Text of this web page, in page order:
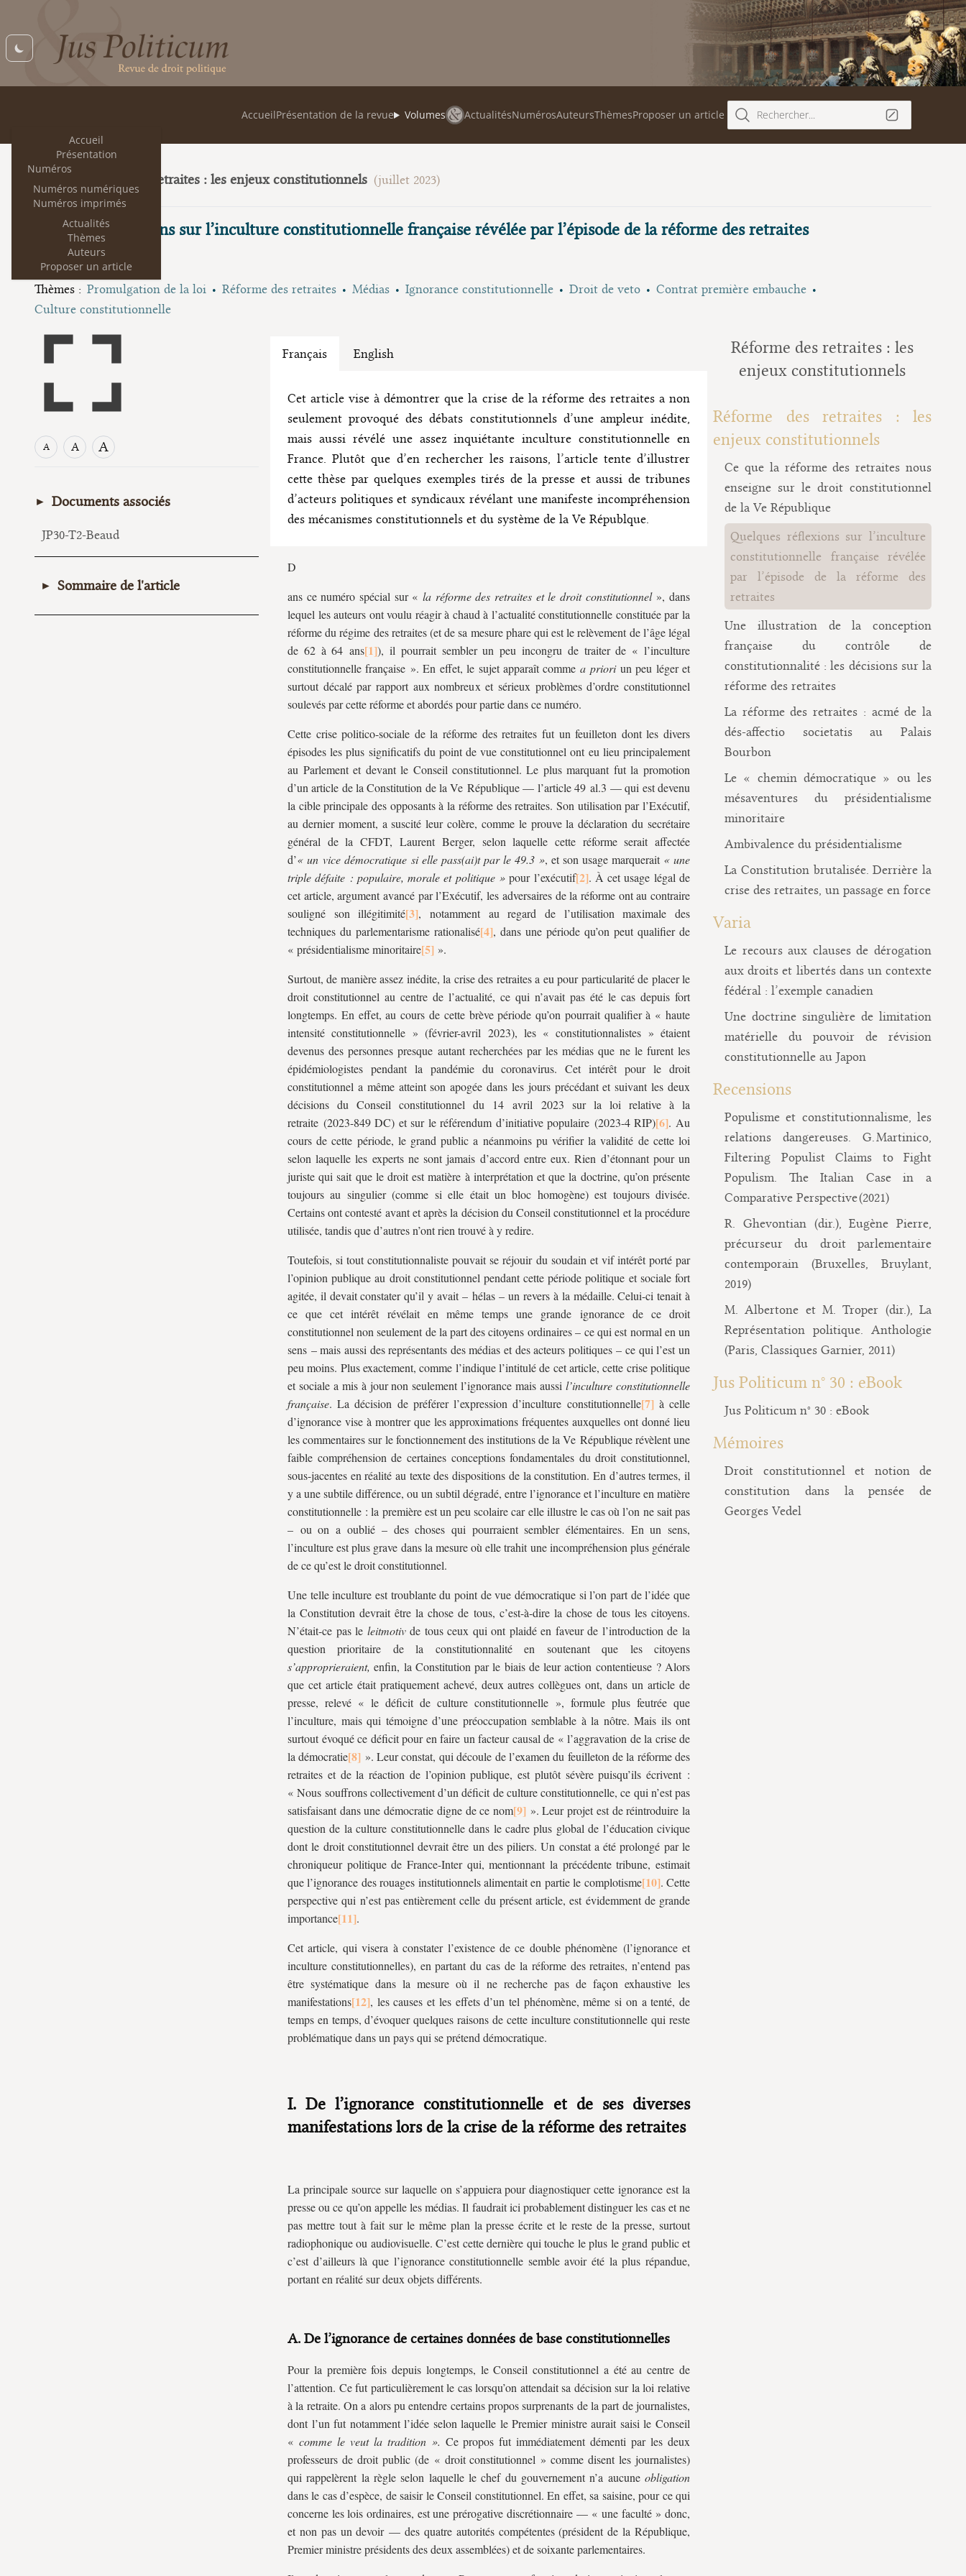
Accueil
Présentation
Numéros
Numéros numériques
Numéros imprimés
Actualités
Thèmes
Auteurs
Proposer un article
AccueilPrésentation de la revue Volumes ActualitésNumérosAuteursThèmesProposer un article Rechercher...
Réforme des retraites : les enjeux constitutionnels (juillet 2023)
Quelques réflexions sur l’inculture constitutionnelle française révélée par l’épisode de la réforme des retraites
Olivier Beaud
Thèmes : Promulgation de la loi Réforme des retraites Médias Ignorance constitutionnelle Droit de veto
Contrat première embauche
Culture constitutionnelle
A A A
Documents associés
JP30-T2-Beaud
Sommaire de l'article
I. De l’ignorance constitutionnelle et
Français English
Cet article vise à démontrer que la crise de la réforme des retraites a non
seulement provoqué des débats constitutionnels d’une ampleur inédite,
mais aussi révélé une assez inquiétante inculture constitutionnelle en
France. Plutôt que d’en rechercher les raisons, l’article tente d’illustrer
cette thèse par quelques exemples tirés de la presse et aussi de tribunes
d’acteurs politiques et syndicaux révélant une manifeste incompréhension
des mécanismes constitutionnels et du système de la Ve Républque.
D
ans ce numéro spécial sur « la réforme des retraites et le droit constitutionnel», dans
lequel les auteurs ont voulu réagir à chaud à l’actualité constitutionnelle constituée par la
réforme du régime des retraites (et de sa mesure phare qui est le relèvement de l’âge légal
de 62 à 64 ans
), il pourrait sembler un peu incongru de traiter de « l’inculture
constitutionnelle française ». En effet, le sujet apparaît comme a prioriun peu léger et
surtout décalé par rapport aux nombreux et sérieux problèmes d’ordre constitutionnel
soulevés par cette réforme et abordés pour partie dans ce numéro.
Cette crise politico-sociale de la réforme des retraites fut un feuilleton dont les divers
épisodes les plus significatifs du point de vue constitutionnel ont eu lieu principalement
au Parlement et devant le Conseil constitutionnel. Le plus marquant fut la promotion
d’un article de la Constitution de la Ve République — l’article 49 al.3 — qui est devenu
la cible principale des opposants à la réforme des retraites. Son utilisation par l’Exécutif,
au dernier moment, a suscité leur colère, comme le prouve la déclaration du secrétaire
général de la CFDT, Laurent Berger, selon laquelle cette réforme serait affectée
d’« un vice démocratique si elle pass(ai)t par le 49.3 », et son usage marquerait « une
triple défaite : populaire, morale et politique » pour l’exécutif
. À cet usage légal de
cet article, argument avancé par l’Exécutif, les adversaires de la réforme ont au contraire
souligné son illégitimité
, notamment au regard de l’utilisation maximale des
techniques du parlementarisme rationalisé
, dans une période qu’on peut qualifier de
« présidentialisme minoritaire
».
Surtout, de manière assez inédite, la crise des retraites a eu pour particularité de placer le
droit constitutionnel au centre de l’actualité, ce qui n’avait pas été le cas depuis fort
longtemps. En effet, au cours de cette brève période qu’on pourrait qualifier à « haute
intensité constitutionnelle » (février-avril 2023), les « constitutionnalistes » étaient
devenus des personnes presque autant recherchées par les médias que ne le furent les
épidémiologistes pendant la pandémie du coronavirus. Cet intérêt pour le droit
constitutionnel a même atteint son apogée dans les jours précédant et suivant les deux
décisions du Conseil constitutionnel du 14 avril 2023 sur la loi relative à la
retraite (2023-849 DC) et sur le référendum d’initiative populaire (2023-4 RIP)
. Au
cours de cette période, le grand public a néanmoins pu vérifier la validité de cette loi
selon laquelle les experts ne sont jamais d’accord entre eux. Rien d’étonnant pour un
juriste qui sait que le droit est matière à interprétation et que la doctrine, qu’on présente
toujours au singulier (comme si elle était un bloc homogène) est toujours divisée.
Certains ont contesté avant et après la décision du Conseil constitutionnel et la procédure
utilisée, tandis que d’autres n’ont rien trouvé à y redire.
Toutefois, si tout constitutionnaliste pouvait se réjouir du soudain et vif intérêt porté par
l’opinion publique au droit constitutionnel pendant cette période politique et sociale fort
agitée, il devait constater qu’il y avait – hélas – un revers à la médaille. Celui-ci tenait à
ce que cet intérêt révélait en même temps une grande ignorance de ce droit
constitutionnel non seulement de la part des citoyens ordinaires – ce qui est normal en un
sens – mais aussi des représentants des médias et des acteurs politiques – ce qui l’est un
peu moins. Plus exactement, comme l’indique l’intitulé de cet article, cette crise politique
et sociale a mis à jour non seulement l’ignorance mais aussil’inculture constitutionnelle
française. La décision de préférer l’expression d’inculture constitutionnelle
à celle
d’ignorance vise à montrer que les approximations fréquentes auxquelles ont donné lieu
les commentaires sur le fonctionnement des institutions de la Ve République révèlent une
faible compréhension de certaines conceptions fondamentales du droit constitutionnel,
sous-jacentes en réalité au texte des dispositions de la constitution. En d’autres termes, il
y a une subtile différence, ou un subtil dégradé, entre l’ignorance et l’inculture en matière
constitutionnelle : la première est un peu scolaire car elle illustre le cas où l’on ne sait pas
– ou on a oublié – des choses qui pourraient sembler élémentaires. En un sens,
l’inculture est plus grave dans la mesure où elle trahit une incompréhension plus générale
de ce qu’est le droit constitutionnel.
Une telle inculture est troublante du point de vue démocratique si l’on part de l’idée que
la Constitution devrait être la chose de tous, c’est-à-dire la chose de tous les citoyens.
N’était-ce pas le leitmotivde tous ceux qui ont plaidé en faveur de l’introduction de la
question prioritaire de la constitutionnalité en soutenant que les citoyens
s’approprieraient, enfin, la Constitution par le biais de leur action contentieuse ? Alors
que cet article était pratiquement achevé, deux autres collègues ont, dans un article de
presse, relevé « le déficit de culture constitutionnelle », formule plus feutrée que
l’inculture, mais qui témoigne d’une préoccupation semblable à la nôtre. Mais ils ont
surtout évoqué ce déficit pour en faire un facteur causal de « l’aggravation de la crise de
la démocratie
». Leur constat, qui découle de l’examen du feuilleton de la réforme des
retraites et de la réaction de l’opinion publique, est plutôt sévère puisqu’ils écrivent :
« Nous souffrons collectivement d’un déficit de culture constitutionnelle, ce qui n’est pas
satisfaisant dans une démocratie digne de ce nom
». Leur projet est de réintroduire la
question de la culture constitutionnelle dans le cadre plus global de l’éducation civique
dont le droit constitutionnel devrait être un des piliers. Un constat a été prolongé par le
chroniqueur politique de France-Inter qui, mentionnant la précédente tribune, estimait
que l’ignorance des rouages institutionnels alimentait en partie le complotisme
. Cette
perspective qui n’est pas entièrement celle du présent article, est évidemment de grande
importance
.
Cet article, qui visera à constater l’existence de ce double phénomène (l’ignorance et
inculture constitutionnelles), en partant du cas de la réforme des retraites, n’entend pas
être systématique dans la mesure où il ne recherche pas de façon exhaustive les
manifestations
, les causes et les effets d’un tel phénomène, même si on a tenté, de
temps en temps, d’évoquer quelques raisons de cette inculture constitutionnelle qui reste
problématique dans un pays qui se prétend démocratique.
I. De l’ignorance constitutionnelle et de ses diverses
manifestations lors de la crise de la réforme des retraites
La principale source sur laquelle on s’appuiera pour diagnostiquer cette ignorance est la
presse ou ce qu’on appelle les médias. Il faudrait ici probablement distinguer les cas et ne
pas mettre tout à fait sur le même plan la presse écrite et le reste de la presse, surtout
radiophonique ou audiovisuelle. C’est cette dernière qui touche le plus le grand public et
c’est d’ailleurs là que l’ignorance constitutionnelle semble avoir été la plus répandue,
portant en réalité sur deux objets différents.
A. De l’ignorance de certaines données de base constitutionnelles
Pour la première fois depuis longtemps, le Conseil constitutionnel a été au centre de
l’attention. Ce fut particulièrement le cas lorsqu’on attendait sa décision sur la loi relative
à la retraite. On a alors pu entendre certains propos surprenants de la part de journalistes,
dont l’un fut notamment l’idée selon laquelle le Premier ministre aurait saisi le Conseil
« comme le veut la tradition ». Ce propos fut immédiatement démenti par les deux
professeurs de droit public (de « droit constitutionnel » comme disent les journalistes)
qui rappelèrent la règle selon laquelle le chef du gouvernement n’a aucune obligation
dans le cas d’espèce, de saisir le Conseil constitutionnel. En effet, sa saisine, pour ce qui
concerne les lois ordinaires, est une prérogative discrétionnaire — « une faculté » donc,
et non pas un devoir — des quatre autorités compétentes (président de la République,
Premier ministre présidents des deux assemblées) et de soixante parlementaires.
Réforme des retraites : les
enjeux constitutionnels
Réforme des retraites : les
enjeux constitutionnels
Ce que la réforme des retraites nous
enseigne sur le droit constitutionnel
de la Ve République
Quelques réflexions sur l’inculture
constitutionnelle française révélée
par l’épisode de la réforme des
retraites
Une illustration de la conception
française du contrôle de
constitutionnalité : les décisions sur la
réforme des retraites
La réforme des retraites : acmé de la
dés-affectio societatis au Palais
Bourbon
Le « chemin démocratique » ou les
mésaventures du présidentialisme
minoritaire
Ambivalence du présidentialisme
La Constitution brutalisée. Derrière la
crise des retraites, un passage en force
Varia
Le recours aux clauses de dérogation
aux droits et libertés dans un contexte
fédéral : l’exemple canadien
Une doctrine singulière de limitation
matérielle du pouvoir de révision
constitutionnelle au Japon
Recensions
Populisme et constitutionnalisme, les
relations dangereuses. G. Martinico,
Filtering Populist Claims to Fight
Populism. The Italian Case in a
Comparative Perspective (2021)
R. Ghevontian (dir.), Eugène Pierre,
précurseur du droit parlementaire
contemporain (Bruxelles, Bruylant,
2019)
M. Albertone et M. Troper (dir.), La
Représentation politique. Anthologie
(Paris, Classiques Garnier, 2011)
Jus Politicum n° 30 : eBook
Jus Politicum n° 30 : eBook
Mémoires
Droit constitutionnel et notion de
constitution dans la pensée de
Georges Vedel